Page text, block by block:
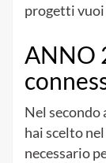
progetti
ANNO
Nel secondo
hai scelto
necessario